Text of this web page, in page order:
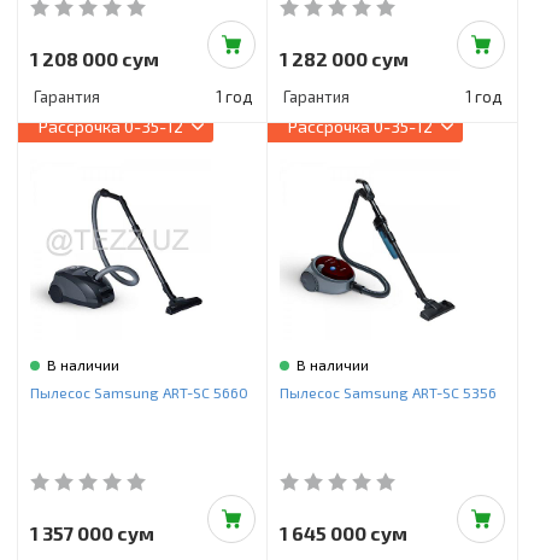
1 208 000 сум
Гарантия 1 год
1 282 000 сум
Гарантия 1 год
Рассрочка0-35-12
В наличии
Пылесос Samsung ART-SC 5660
1 357 000 сум
Рассрочка0-35-12
В наличии
Пылесос Samsung ART-SC 5356
1 645 000 сум